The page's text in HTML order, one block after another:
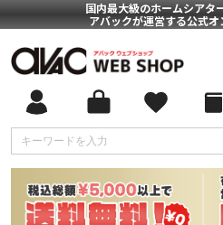
国内最大級のホームシアタ
アバックが運営する公式